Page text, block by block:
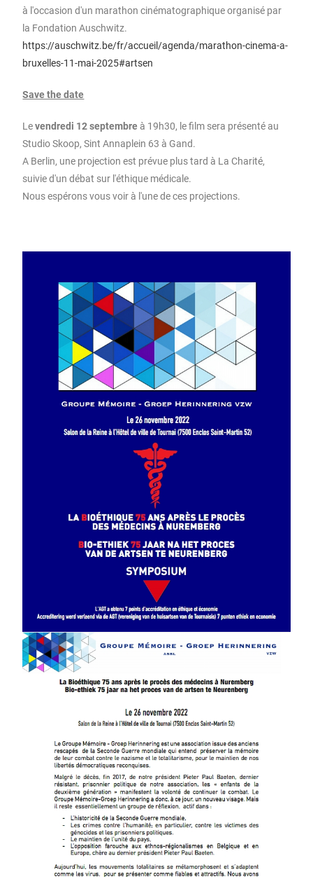
à l'occasion d'un marathon cinématographique organisé par
la Fondation Auschwitz.
https://auschwitz.be/fr/accueil/agenda/marathon-cinema-a-
bruxelles-11-mai-2025#artsen
Save the date
Levendredi 12 septembreà 19h30, le film sera présenté au
Studio Skoop, Sint Annaplein 63 à Gand.
A Berlin, une projection est prévue plus tard à La Charité,
suivie d'un débat sur l'éthique médicale.
Nous espérons vous voir à l'une de ces projections.